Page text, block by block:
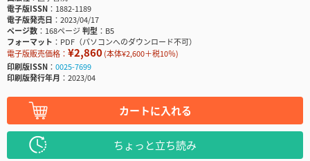
電子版ISSN
1882-1189
電子版発売日
2023/04/17
ページ数
168ページ判型
B5
フォーマット
PDF（パソコンへのダウンロード不可）
電子版販売価格： ¥2,860(本体¥2,600＋税10％)
印刷版ISSN
0025-7699
印刷版発行年月
2023/04
カートに入れる
ちょっと立ち読み